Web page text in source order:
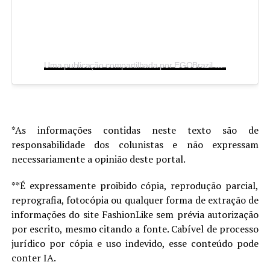
Uma publicação compartilhada por EGOBrazil
*As informações contidas neste texto são de
responsabilidade dos colunistas e não expressam
necessariamente a opinião deste portal.
**É expressamente proibido cópia, reprodução parcial,
reprografia, fotocópia ou qualquer forma de extração de
informações do site FashionLike sem prévia autorização
por escrito, mesmo citando a fonte. Cabível de processo
jurídico por cópia e uso indevido, esse conteúdo pode
conter IA.